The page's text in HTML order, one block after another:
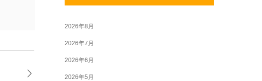
2026年8月
2026年7月
2026年6月
2026年5月